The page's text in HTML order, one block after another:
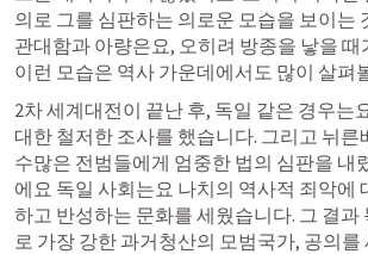
의로 그를 심판하는 의로운 모습을 보이는
관대함과 아량은요, 오히려 방종을 낳을 때
이런 모습은 역사 가운데에서도 많이 살펴
2차 세계대전이 끝난 후, 독일 같은 경우는
대한 철저한 조사를 했습니다. 그리고 뉘른
수많은 전범들에게 엄중한 법의 심판을 내
에요 독일 사회는요 나치의 역사적 죄악에
하고 반성하는 문화를 세웠습니다. 그 결과
로 가장 강한 과거청산의 모범국가, 공의를